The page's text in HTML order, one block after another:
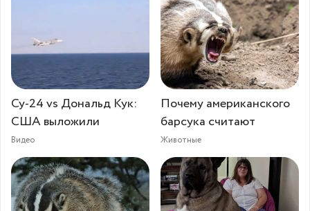
Су-24 vs Дональд Кук:
США выложили
Видео
Почему американского
барсука считают
Животные